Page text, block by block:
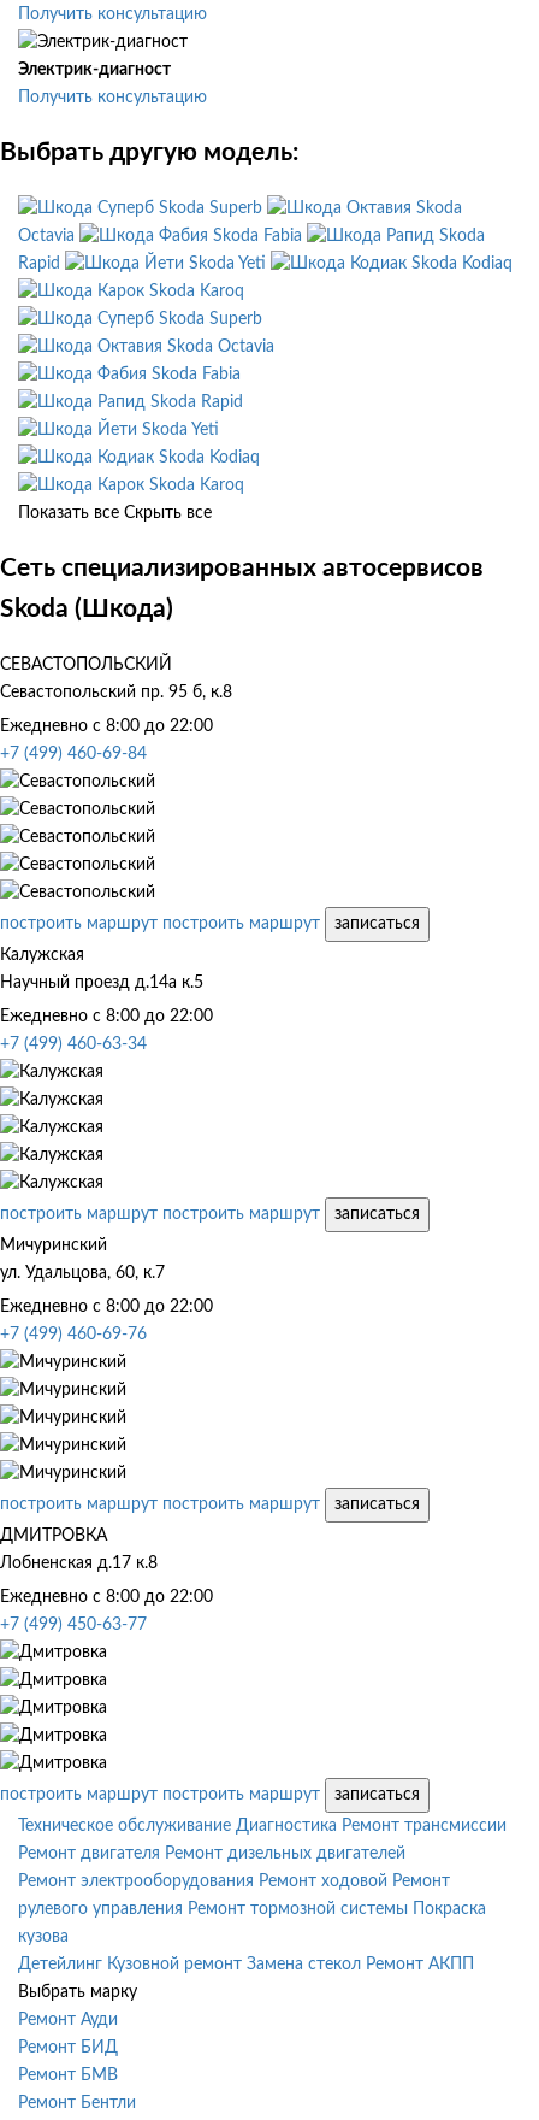
Получить консультацию
Электрик-диагност
Получить консультацию
Выбрать другую модель:
Skoda Superb
Skoda
Octavia
Skoda Fabia
Skoda
Rapid
Skoda Yeti
Skoda Kodiaq
Skoda Karoq
Skoda Superb
Skoda Octavia
Skoda Fabia
Skoda Rapid
Skoda Yeti
Skoda Kodiaq
Skoda Karoq
Показать все Скрыть все
Сеть специализированных автосервисов
Skoda (Шкода)
СЕВАСТОПОЛЬСКИЙ
Севастопольский пр. 95 б, к.8
Ежедневно с 8:00 до 22:00
+7 (499) 460-69-84
построить маршрут построить маршрут
записаться
Калужская
Научный проезд д.14а к.5
Ежедневно с 8:00 до 22:00
+7 (499) 460-63-34
построить маршрут построить маршрут
записаться
Мичуринский
ул. Удальцова, 60, к.7
Ежедневно с 8:00 до 22:00
+7 (499) 460-69-76
построить маршрут построить маршрут
записаться
ДМИТРОВКА
Лобненская д.17 к.8
Ежедневно с 8:00 до 22:00
+7 (499) 450-63-77
построить маршрут построить маршрут
записаться
Техническое обслуживание Диагностика Ремонт трансмиссии
Ремонт двигателя Ремонт дизельных двигателей
Ремонт электрооборудования Ремонт ходовой Ремонт
рулевого управления Ремонт тормозной системы
Покраска
кузова
Детейлинг Кузовной ремонт Замена стекол Ремонт АКПП
Выбрать марку
Ремонт Ауди
Ремонт БИД
Ремонт БМВ
Ремонт Бентли